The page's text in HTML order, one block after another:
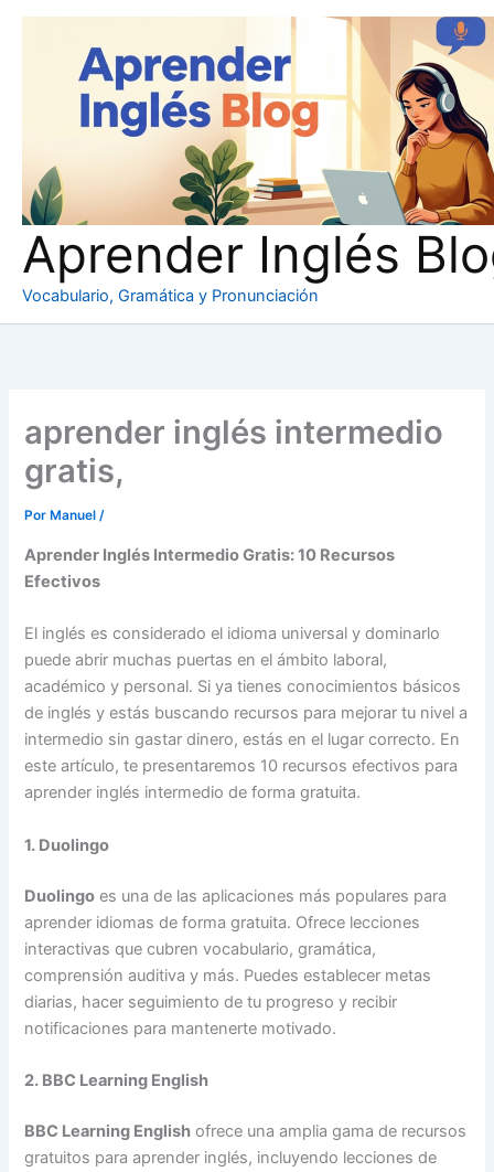
Aprender Inglés
Vocabulario, Gramática y Pronunciación
aprender inglés intermedio
gratis,
Por Manuel/
Aprender Inglés Intermedio Gratis: 10 Recursos
Efectivos
El inglés es considerado el idioma universal y dominarlo
puede abrir muchas puertas en el ámbito laboral,
académico y personal. Si ya tienes conocimientos básicos
de inglés y estás buscando recursos para mejorar tu nivel a
intermedio sin gastar dinero, estás en el lugar correcto. En
este artículo, te presentaremos 10 recursos efectivos para
aprender inglés intermedio de forma gratuita.
1. Duolingo
Duolingo es una de las aplicaciones más populares para
aprender idiomas de forma gratuita. Ofrece lecciones
interactivas que cubren vocabulario, gramática,
comprensión auditiva y más. Puedes establecer metas
diarias, hacer seguimiento de tu progreso y recibir
notificaciones para mantenerte motivado.
2. BBC Learning English
BBC Learning English ofrece una amplia gama de recursos
gratuitos para aprender inglés, incluyendo lecciones de